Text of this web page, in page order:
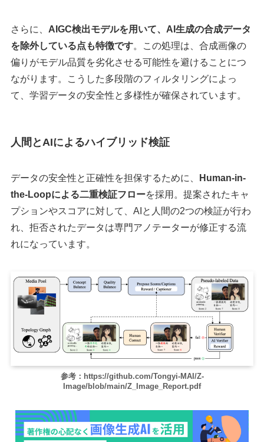
さらに、 AIGC検出モデルを用いて、AI生成の合成データ
を除外している点も特徴です。この処理は、合成画像の
偏りがモデル品質を劣化させる可能性を避けることにつ
ながります。こうした多段階のフィルタリングによっ
て、学習データの安全性と多様性が確保されています。
人間とAIによるハイブリッド検証
データの安全性と正確性を担保するために、
Human-in-
the-Loopによる二重検証フローを採用。提案されたキャ
プションやスコアに対して、AIと人間の2つの検証が行わ
れ、拒否されたデータは専門アノテーターが修正する流
れになっています。
参考：https://github.com/Tongyi-MAI/Z-
Image/blob/main/Z_Image_Report.pdf